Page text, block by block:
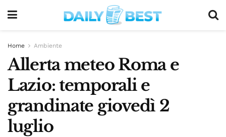
Home Ambiente
Allerta meteo Roma e
Lazio: temporali e
grandinate giovedì 2
luglio